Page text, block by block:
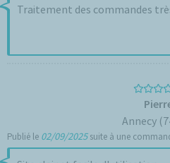
Traitement des commandes
Annecy
Publié le 02/09/2025suite à une